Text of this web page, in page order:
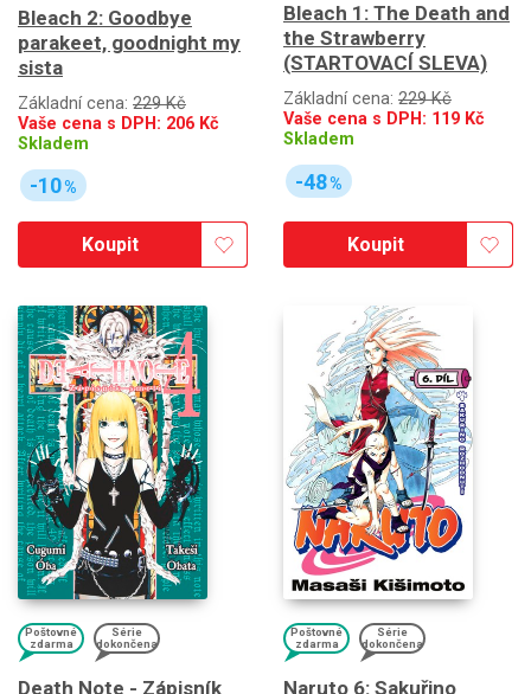
Bleach 2: Goodbye
parakeet, goodnight my
sista
Základní cena: 229 Kč
Vaše cena s DPH: 206 Kč
Skladem
-10%
Koupit
Bleach 1: The Death and
the Strawberry
(STARTOVACÍ SLEVA)
Základní cena: 229 Kč
Vaše cena s DPH: 119 Kč
Skladem
-48%
Koupit
Poštovné
zdarma
Série
dokončena
Death Note - Zápisník
Poštovné
zdarma
Série
dokončena
Naruto 6: Sakuřino